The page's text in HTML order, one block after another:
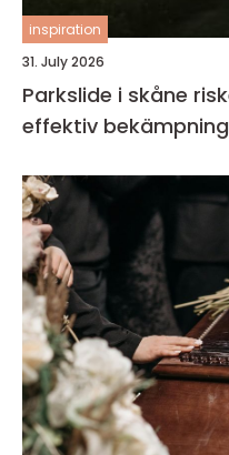
inspiration
31. July 2026
Parkslide i skåne risker, lagstiftning och
effektiv bekämpning